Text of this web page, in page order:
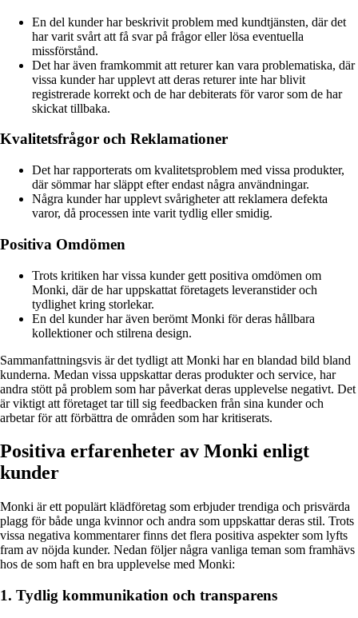
En del kunder har beskrivit problem med kundtjänsten, där det
har varit svårt att få svar på frågor eller lösa eventuella
missförstånd.
Det har även framkommit att returer kan vara problematiska, där
vissa kunder har upplevt att deras returer inte har blivit
registrerade korrekt och de har debiterats för varor som de har
skickat tillbaka.
Kvalitetsfrågor och Reklamationer
Det har rapporterats om kvalitetsproblem med vissa produkter,
där sömmar har släppt efter endast några användningar.
Några kunder har upplevt svårigheter att reklamera defekta
varor, då processen inte varit tydlig eller smidig.
Positiva Omdömen
Trots kritiken har vissa kunder gett positiva omdömen om
Monki, där de har uppskattat företagets leveranstider och
tydlighet kring storlekar.
En del kunder har även berömt Monki för deras hållbara
kollektioner och stilrena design.
Sammanfattningsvis är det tydligt att Monki har en blandad bild bland
kunderna. Medan vissa uppskattar deras produkter och service, har
andra stött på problem som har påverkat deras upplevelse negativt. Det
är viktigt att företaget tar till sig feedbacken från sina kunder och
arbetar för att förbättra de områden som har kritiserats.
Positiva erfarenheter av Monki enligt
kunder
Monki är ett populärt klädföretag som erbjuder trendiga och prisvärda
plagg för både unga kvinnor och andra som uppskattar deras stil. Trots
vissa negativa kommentarer finns det flera positiva aspekter som lyfts
fram av nöjda kunder. Nedan följer några vanliga teman som framhävs
hos de som haft en bra upplevelse med Monki:
1. Tydlig kommunikation och transparens